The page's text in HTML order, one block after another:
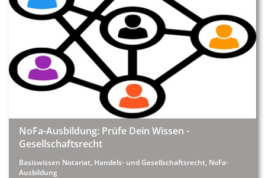
NoFa-Ausbildung: Prüfe Dein Wissen -
Gesellschaftsrecht
Basiswissen Notariat, Handels- und Gesellschaftsrecht, NoFa-
Ausbildung